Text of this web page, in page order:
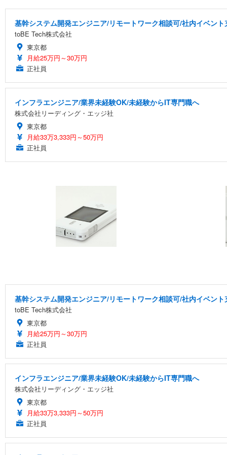
基幹システム開発エンジニア/リモートワーク相談可/社内イベント
toBE Tech株式会社
東京都
月給25万円～30万円
正社員
インフラエンジニア/業界未経験OK/未経験からIT専門職へ
株式会社リーディング・エッジ社
東京都
月給33万3,333円～50万円
正社員
基幹システム開発エンジニア/リモートワーク相談可/社内イベント
toBE Tech株式会社
東京都
月給25万円～30万円
正社員
インフラエンジニア/業界未経験OK/未経験からIT専門職へ
株式会社リーディング・エッジ社
東京都
月給33万3,333円～50万円
正社員